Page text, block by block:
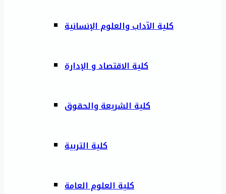
كلية الآداب والعلوم الإنسانية
كلية الاقتصاد و الإدارة
كلية الشريعة والحقوق
كلية التربية
كلية العلوم العامة